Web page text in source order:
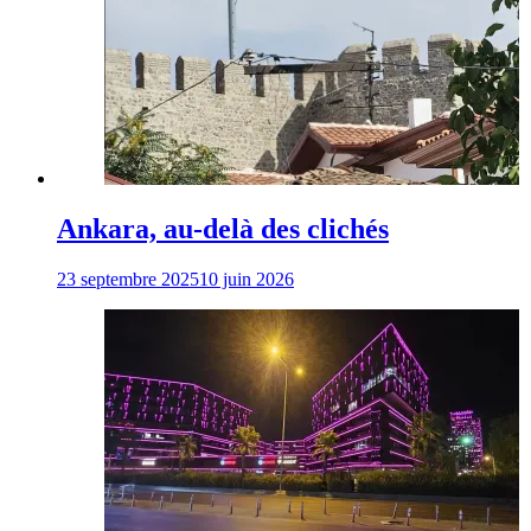
Ankara, au-delà des clichés
23 septembre 202510 juin 2026